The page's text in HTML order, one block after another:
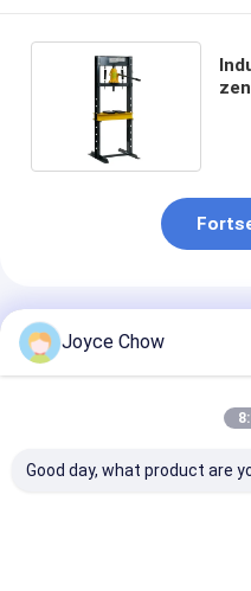
Empfohlene Produkte
Joyce Chow
Good day, what product are